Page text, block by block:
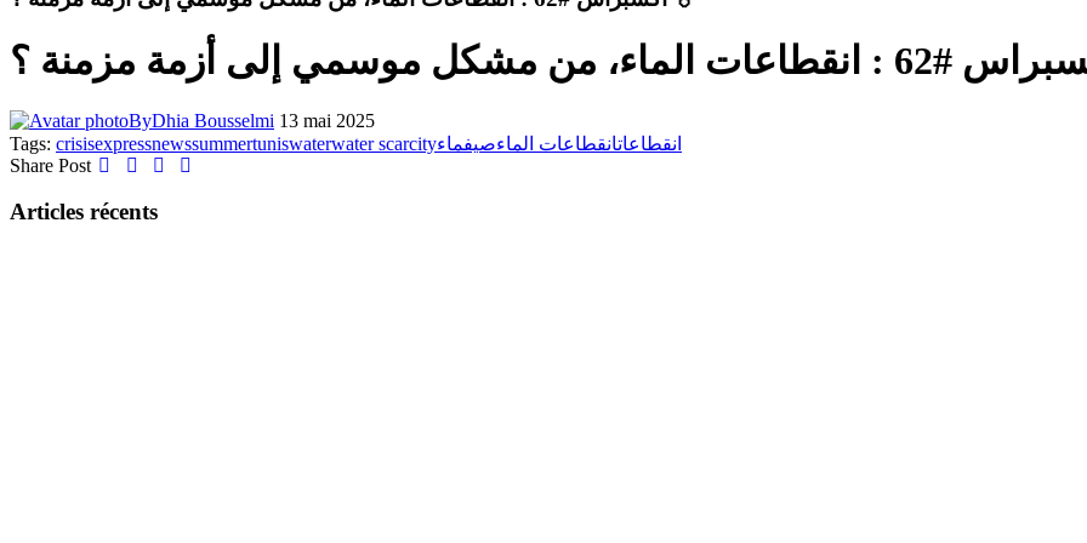
: انقطاعات الماء، من مشكل موسمي إلى أزمة مزمنة ؟
ByDhia Bousselmi 13 mai 2025
Tags: crisisexpressnewssummertuniswaterwater scarcity انقطاعاتانقطاعات الماءصيفماء
Share Post
Articles récents